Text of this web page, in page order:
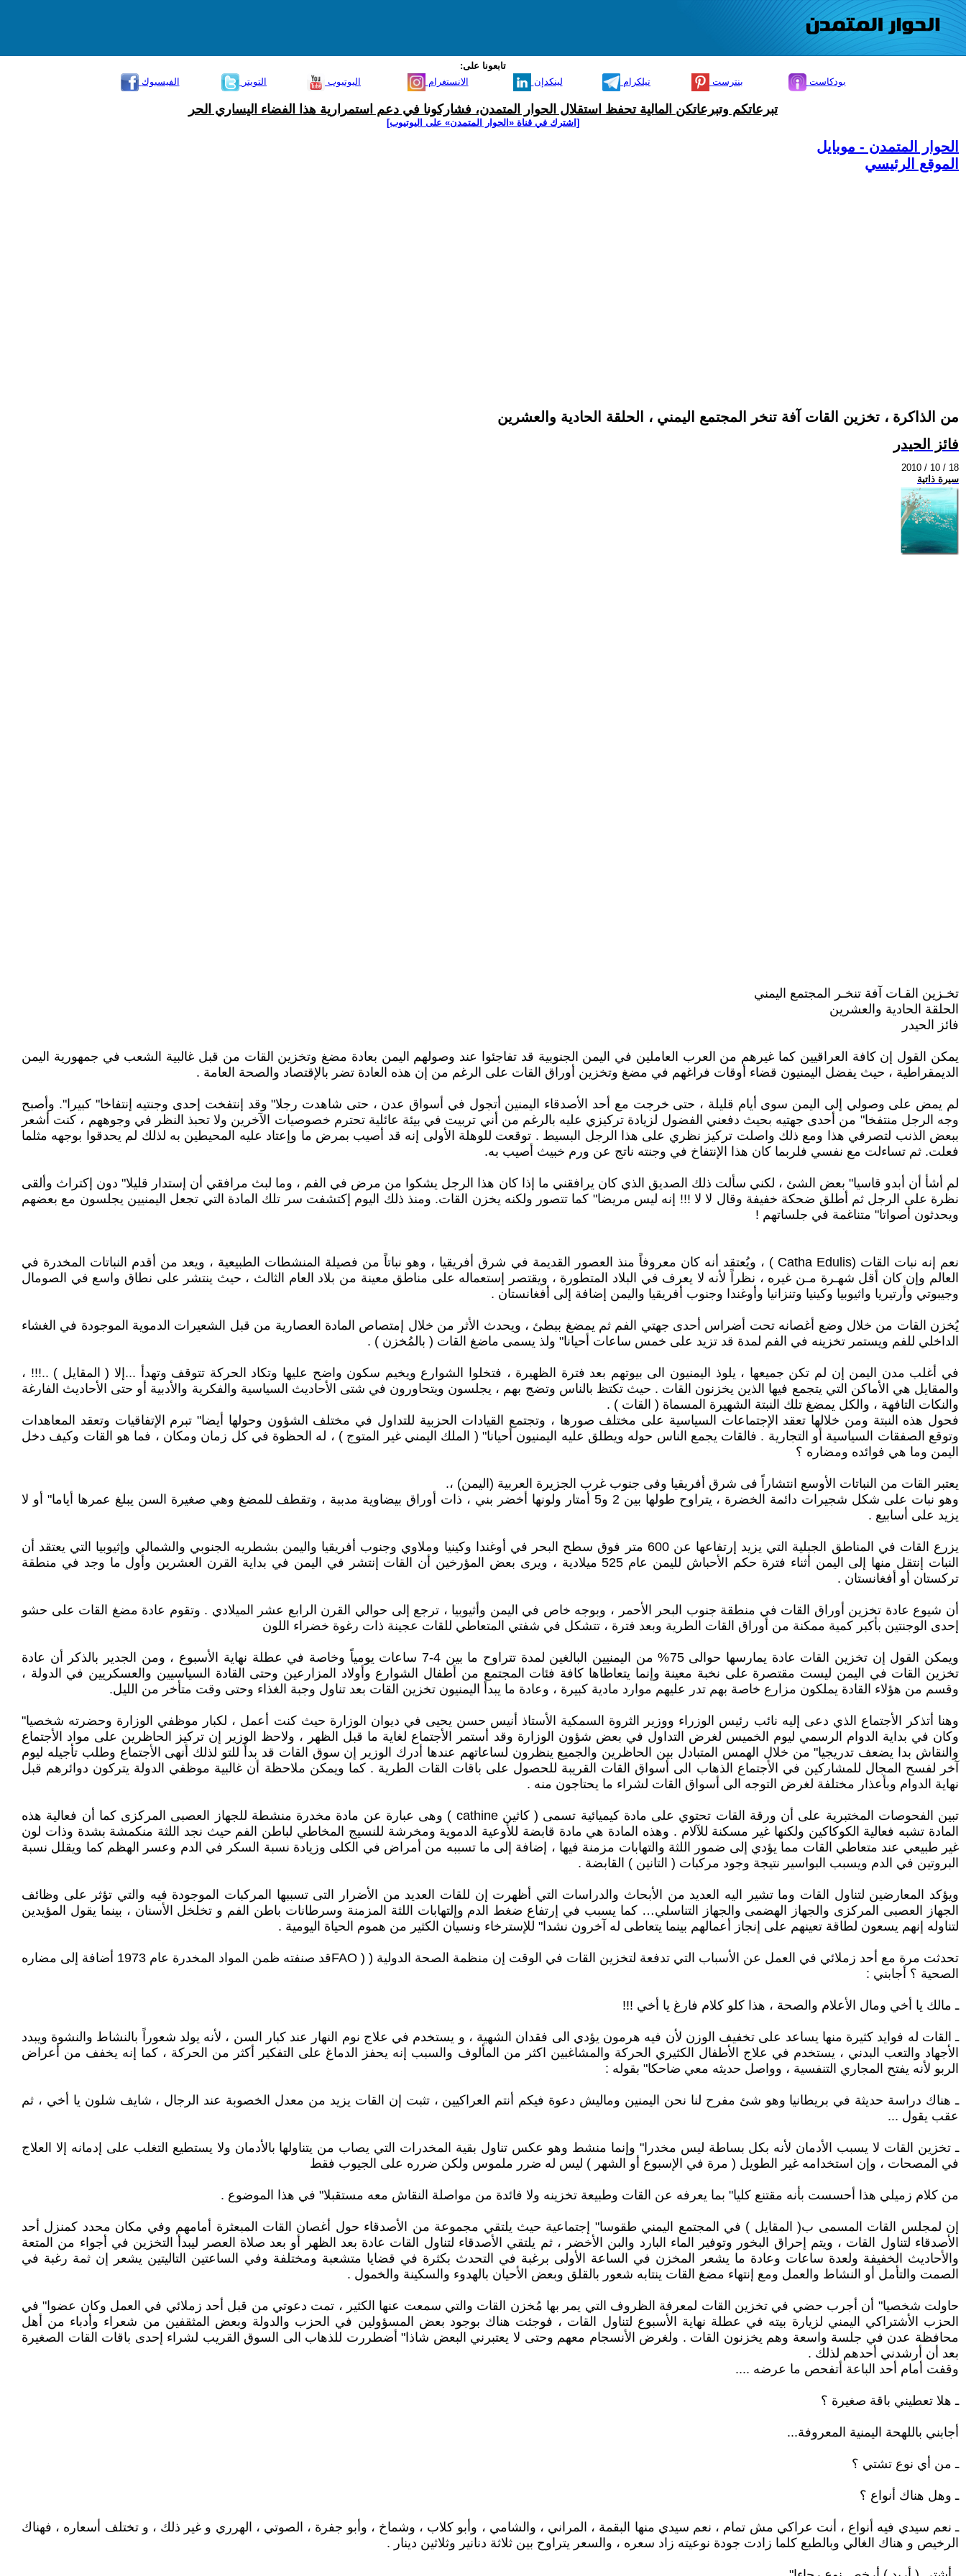
تابعونا على:
الفيسبوك
التويتر اليوتيوب الانستغرام لينكدإن تيلكرام بنترست بودكاست
تبرعاتكم وتبرعاتكن المالية تحفظ استقلال الحوار المتمدن، فشاركونا في دعم استمرارية هذا الفضاء اليساري الحر
[اشترك في قناة ‫«الحوار المتمدن» على اليوتيوب]
الحوار المتمدن - موبايل
الموقع الرئيسي
من الذاكرة ، تخزين القات آفة تنخر المجتمع اليمني ، الحلقة الحادية والعشرين
فائز الحيدر
2010 / 10 / 18
سيرة ذاتية
تخـزين القـات آفة تنخـر المجتمع اليمني
الحلقة الحادية والعشرين
فائز الحيدر
يمكن القول إن كافة العراقيين كما غيرهم من العرب العاملين في اليمن الجنوبية قد تفاجئوا عند وصولهم اليمن بعادة مضغ وتخزين القات من قبل غالبية الشعب في جمهورية اليمن
الديمقراطية ، حيث يفضل اليمنيون قضاء أوقات فراغهم في مضغ وتخزين أوراق القات على الرغم من إن هذه العادة تضر بالإقتصاد والصحة العامة .
لم يمض على وصولي إلى اليمن سوى أيام قليلة ، حتى خرجت مع أحد الأصدقاء اليمنين أتجول في أسواق عدن ، حتى شاهدت رجلا" وقد إنتفخت إحدى وجنتيه إنتفاخا" كبيرا". وأصبح
وجه الرجل منتفخا" من أحدى جهتيه بحيث دفعني الفضول لزيادة تركيزي عليه بالرغم من أني تربيت في بيئة عائلية تحترم خصوصيات الآخرين ولا تحبذ النظر في وجوههم ، كنت أشعر
ببعض الذنب لتصرفي هذا ومع ذلك واصلت تركيز نظري على هذا الرجل البسيط . توقعت للوهلة الأولى إنه قد أصيب بمرض ما وإعتاد عليه المحيطين به لذلك لم يحدقوا بوجهه مثلما
فعلت. ثم تساءلت مع نفسي فلربما كان هذا الإنتفاخ في وجنته ناتج عن ورم خبيث أصيب به.
لم أشأ أن أبدو قاسيا" بعض الشئ ، لكني سألت ذلك الصديق الذي كان يرافقني ما إذا كان هذا الرجل يشكوا من مرض في الفم ، وما لبث مرافقي أن إستدار قليلا" دون إكتراث وألقى
نظرة على الرجل ثم أطلق ضحكة خفيفة وقال لا لا !!! إنه ليس مريضا" كما تتصور ولكنه يخزن القات. ومنذ ذلك اليوم إكتشفت سر تلك المادة التي تجعل اليمنيين يجلسون مع بعضهم
ويحدثون أصواتا" متناغمة في جلساتهم !
نعم إنه نبات القات (Catha Edulis ) ، ويُعتقد أنه كان معروفاً منذ العصور القديمة في شرق أفريقيا ، وهو نباتاً من فصيلة المنشطات الطبيعية ، ويعد من أقدم النباتات المخدرة في
العالم وإن كان أقل شهـرة مـن غيره ، نظراً لأنه لا يعرف في البلاد المتطورة ، ويقتصر إستعماله على مناطق معينة من بلاد العام الثالث ، حيث ينتشر على نطاق واسع في الصومال
وجيبوتي وأرتيريا واثيوبيا وكينيا وتنزانيا وأوغندا وجنوب أفريقيا واليمن إضافة إلى أفغانستان .
يُخزن القات من خلال وضع أغصانه تحت أضراس أحدى جهتي الفم ثم يمضغ ببطئ ، ويحدث الأثر من خلال إمتصاص المادة العصارية من قبل الشعيرات الدموية الموجودة في الغشاء
الداخلي للفم ويستمر تخزينه في الفم لمدة قد تزيد على خمس ساعات أحيانا" ولذ يسمى ماضغ القات ( بالمُخزن ) .
في أغلب مدن اليمن إن لم تكن جميعها ، يلوذ اليمنيون الى بيوتهم بعد فترة الظهيرة ، فتخلوا الشوارع ويخيم سكون واضح عليها وتكاد الحركة تتوقف وتهدأ ...إلا ( المقايل ) ..!!! ،
والمقايل هي الأماكن التي يتجمع فيها الذين يخزنون القات . حيث تكتظ بالناس وتضج بهم ، يجلسون ويتحاورون في شتى الأحاديث السياسية والفكرية والأدبية أو حتى الأحاديث الفارغة
والنكات التافهة ، والكل يمضغ تلك النبتة الشهيرة المسماة ( القات ) .
فحول هذه النبتة ومن خلالها تعقد الإجتماعات السياسية على مختلف صورها ، وتجتمع القيادات الحزبية للتداول في مختلف الشؤون وحولها أيضا" تبرم الإتفاقيات وتعقد المعاهدات
وتوقع الصفقات السياسية أو التجارية . فالقات يجمع الناس حوله ويطلق عليه اليمنيون أحيانا" ( الملك اليمني غير المتوج ) ، له الحظوة في كل زمان ومكان ، فما هو القات وكيف دخل
اليمن وما هي فوائده ومضاره ؟
يعتبر القات من النباتات الأوسع انتشاراً فى شرق أفريقيا وفى جنوب غرب الجزيرة العربية (اليمن) ،.
وهو نبات على شكل شجيرات دائمة الخضرة ، يتراوح طولها بين 2 و5 أمتار ولونها أخضر بني ، ذات أوراق بيضاوية مدببة ، وتقطف للمضغ وهي صغيرة السن يبلغ عمرها أياما" أو لا
يزيد على أسابيع .
يزرع القات في المناطق الجبلية التي يزيد إرتفاعها عن 600 متر فوق سطح البحر في أوغندا وكينيا وملاوي وجنوب أفريقيا واليمن بشطريه الجنوبي والشمالي وإثيوبيا التي يعتقد أن
النبات إنتقل منها إلى اليمن أثناء فترة حكم الأحباش لليمن عام 525 ميلادية ، ويرى بعض المؤرخين أن القات إنتشر في اليمن في بداية القرن العشرين وأول ما وجد في منطقة
تركستان أو أفغانستان .
أن شيوع عادة تخزين أوراق القات في منطقة جنوب البحر الأحمر ، وبوجه خاص في اليمن وأثيوبيا ، ترجع إلى حوالي القرن الرابع عشر الميلادي . وتقوم عادة مضغ القات على حشو
إحدى الوجنتين بأكبر كمية ممكنة من أوراق القات الطرية وبعد فترة ، تتشكل في شفتي المتعاطي للقات عجينة ذات رغوة خضراء اللون
ويمكن القول إن تخزين القات عادة يمارسها حوالى 75% من اليمنيين البالغين لمدة تتراوح ما بين 4-7 ساعات يومياً وخاصة في عطلة نهاية الأسبوع ، ومن الجدير بالذكر أن عادة
تخزين القات في اليمن ليست مقتصرة على نخبة معينة وإنما يتعاطاها كافة فئات المجتمع من أطفال الشوارع وأولاد المزارعين وحتى القادة السياسيين والعسكريين في الدولة ،
وقسم من هؤلاء القادة يملكون مزارع خاصة بهم تدر عليهم موارد مادية كبيرة ، وعادة ما يبدأ اليمنيون تخزين القات بعد تناول وجبة الغذاء وحتى وقت متأخر من الليل.
وهنا أتذكر الأجتماع الذي دعى إليه نائب رئيس الوزراء ووزير الثروة السمكية الأستاذ أنيس حسن يحيى في ديوان الوزارة حيث كنت أعمل ، لكبار موظفي الوزارة وحضرته شخصيا"
وكان في بداية الدوام الرسمي ليوم الخميس لغرض التداول في بعض شؤون الوزارة وقد أستمر الأجتماع لغاية ما قبل الظهر ، ولاحظ الوزير إن تركيز الحاظرين على مواد الأجتماع
والنقاش بدا يضعف تدريجيا" من خلال الهمس المتبادل بين الحاظرين والجميع ينظرون لساعاتهم عندها أدرك الوزير إن سوق القات قد بدأ للتو لذلك أنهى الأجتماع وطلب تأجيله ليوم
آخر لفسح المجال للمشاركين في الأجتماع الذهاب الى أسواق القات القريبة للحصول على باقات القات الطرية . كما ويمكن ملاحظة أن غالبية موظفي الدولة يتركون دوائرهم قبل
نهاية الدوام وبأعذار مختلفة لغرض التوجه الى أسواق القات لشراء ما يحتاجون منه .
تبين الفحوصات المختبرية على أن ورقة القات تحتوي على مادة كيميائية تسمى ( كاثين cathine ) وهى عبارة عن مادة مخدرة منشطة للجهاز العصبى المركزى كما أن فعالية هذه
المادة تشبه فعالية الكوكاكين ولكنها غير مسكنة للآلام . وهذه المادة هي مادة قابضة للأوعية الدموية ومخرشة للنسيج المخاطي لباطن الفم حيث نجد اللثة منكمشة بشدة وذات لون
غير طبيعي عند متعاطي القات مما يؤدي إلى ضمور اللثة والتهابات مزمنة فيها ، إضافة إلى ما تسببه من أمراض في الكلى وزيادة نسبة السكر في الدم وعسر الهظم كما ويقلل نسبة
البروتين في الدم ويسبب البواسير نتيجة وجود مركبات ( التانين ) القابضة .
ويؤكد المعارضين لتناول القات وما تشير اليه العديد من الأبحاث والدراسات التي أظهرت إن للقات العديد من الأضرار التى تسببها المركبات الموجودة فيه والتي تؤثر على وظائف
الجهاز العصبى المركزى والجهاز الهضمى والجهاز التناسلي… كما يسبب في إرتفاع ضغط الدم وإلتهابات اللثة المزمنة وسرطانات باطن الفم و تخلخل الأسنان ، بينما يقول المؤيدين
لتناوله إنهم يسعون لطاقة تعينهم على إنجاز أعمالهم بينما يتعاطى له آخرون نشدا" للإسترخاء ونسيان الكثير من هموم الحياة اليومية .
تحدثت مرة مع أحد زملائي في العمل عن الأسباب التي تدفعة لتخزين القات في الوقت إن منظمة الصحة الدولية ( ( FAOقد صنفته ظمن المواد المخدرة عام 1973 أضافة إلى مضاره
الصحية ؟ أجابني :
ـ مالك يا أخي ومال الأعلام والصحة ، هذا كلو كلام فارغ يا أخي !!!
ـ القات له فوايد كثيرة منها يساعد على تخفيف الوزن لأن فيه هرمون يؤدي الى فقدان الشهية ، و يستخدم في علاج نوم النهار عند كبار السن ، لأنه يولد شعوراً بالنشاط والنشوة ويبدد
الأجهاد والتعب البدني ، يستخدم في علاج الأطفال الكثيري الحركة والمشاغبين اكثر من المألوف والسبب إنه يحفز الدماغ على التفكير أكثر من الحركة ، كما إنه يخفف من أعراض
الربو لأنه يفتح المجاري التنفسية ، وواصل حديثه معي ضاحكا" بقوله :
ـ هناك دراسة حديثة في بريطانيا وهو شئ مفرح لنا نحن اليمنين وماليش دعوة فيكم أنتم العراكيين ، تثبت إن القات يزيد من معدل الخصوبة عند الرجال ، شايف شلون يا أخي ، ثم
عقب يقول ...
ـ تخزين القات لا يسبب الأدمان لأنه بكل بساطة ليس مخدرا" وإنما منشط وهو عكس تناول بقية المخدرات التي يصاب من يتناولها بالأدمان ولا يستطيع التغلب على إدمانه إلا العلاج
في المصحات ، وإن استخدامه غير الطويل ( مرة في الإسبوع أو الشهر ) ليس له ضرر ملموس ولكن ضرره على الجيوب فقط
من كلام زميلي هذا أحسست بأنه مقتنع كليا" بما يعرفه عن القات وطبيعة تخزينه ولا فائدة من مواصلة النقاش معه مستقبلا" في هذا الموضوع .
إن لمجلس القات المسمى ب( المقايل ) في المجتمع اليمني طقوسا" إجتماعية حيث يلتقي مجموعة من الأصدقاء حول أغصان القات المبعثرة أمامهم وفي مكان محدد كمنزل أحد
الأصدقاء لتناول القات ، ويتم إحراق البخور وتوفير الماء البارد والبن الأخضر ، ثم يلتقي الأصدقاء لتناول القات عادة بعد الظهر أو بعد صلاة العصر ليبدأ التخزين في أجواء من المتعة
والأحاديث الخفيفة ولعدة ساعات وعادة ما يشعر المخزن في الساعة الأولى برغبة في التحدث بكثرة في قضايا متشعبة ومختلفة وفي الساعتين التاليتين يشعر إن ثمة رغبة في
الصمت والتأمل أو النشاط والعمل ومع إنتهاء مضغ القات ينتابه شعور بالقلق وبعض الأحيان بالهدوء والسكينة والخمول .
حاولت شخصيا" أن أجرب حضي في تخزين القات لمعرفة الظروف التي يمر بها مُخزن القات والتي سمعت عنها الكثير ، تمت دعوتي من قبل أحد زملائي في العمل وكان عضوا" في
الحزب الأشتراكي اليمني لزيارة بيته في عطلة نهاية الأسبوع لتناول القات ، فوجئت هناك بوجود بعض المسؤولين في الحزب والدولة وبعض المثقفين من شعراء وأدباء من أهل
محافظة عدن في جلسة واسعة وهم يخزنون القات . ولغرض الأنسجام معهم وحتى لا يعتبرني البعض شاذا" أضطررت للذهاب الى السوق القريب لشراء إحدى باقات القات الصغيرة
بعد أن أرشدني أحدهم لذلك .
وقفت أمام أحد الباعة أتفحص ما عرضه ....
ـ هلا تعطيني باقة صغيرة ؟
أجابني باللهحة اليمنية المعروفة...
ـ من أي نوع تشتي ؟
ـ وهل هناك أنواع ؟
ـ نعم سيدي فيه أنواع ، أنت عراكي مش تمام ، نعم سيدي منها البقمة ، المراني ، والشامي ، وأبو كلاب ، وشماخ ، وأبو جفرة ، الصوتي ، الهرري و غير ذلك ، و تختلف أسعاره ، فهناك
الرخيص و هناك الغالي وبالطبع كلما زادت جودة نوعيته زاد سعره ، والسعر يتراوح بين ثلاثة دنانير وثلاثين دينار .